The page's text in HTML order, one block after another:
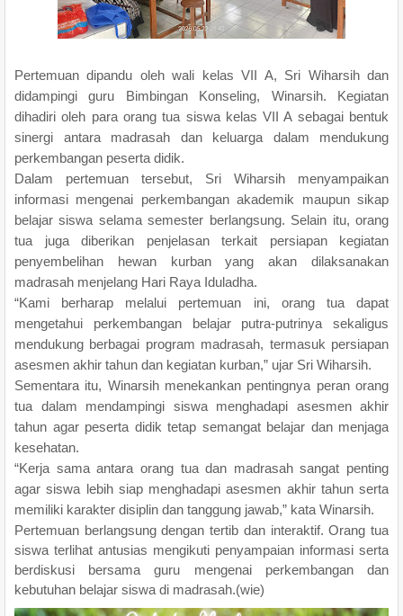
Pertemuan dipandu oleh wali kelas VII A, Sri Wiharsih dan
didampingi guru Bimbingan Konseling, Winarsih. Kegiatan
dihadiri oleh para orang tua siswa kelas VII A sebagai bentuk
sinergi antara madrasah dan keluarga dalam mendukung
perkembangan peserta didik.
Dalam pertemuan tersebut, Sri Wiharsih menyampaikan
informasi mengenai perkembangan akademik maupun sikap
belajar siswa selama semester berlangsung. Selain itu, orang
tua juga diberikan penjelasan terkait persiapan kegiatan
penyembelihan hewan kurban yang akan dilaksanakan
madrasah menjelang Hari Raya Iduladha.
“Kami berharap melalui pertemuan ini, orang tua dapat
mengetahui perkembangan belajar putra-putrinya sekaligus
mendukung berbagai program madrasah, termasuk persiapan
asesmen akhir tahun dan kegiatan kurban,” ujar Sri Wiharsih.
Sementara itu, Winarsih menekankan pentingnya peran orang
tua dalam mendampingi siswa menghadapi asesmen akhir
tahun agar peserta didik tetap semangat belajar dan menjaga
kesehatan.
“Kerja sama antara orang tua dan madrasah sangat penting
agar siswa lebih siap menghadapi asesmen akhir tahun serta
memiliki karakter disiplin dan tanggung jawab,” kata Winarsih.
Pertemuan berlangsung dengan tertib dan interaktif. Orang tua
siswa terlihat antusias mengikuti penyampaian informasi serta
berdiskusi bersama guru mengenai perkembangan dan
kebutuhan belajar siswa di madrasah.(wie)